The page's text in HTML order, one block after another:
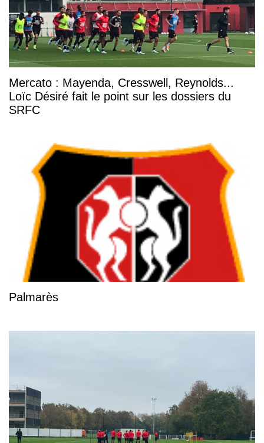
Mercato : Mayenda, Cresswell, Reynolds...
Loïc Désiré fait le point sur les dossiers du
SRFC
Palmarès